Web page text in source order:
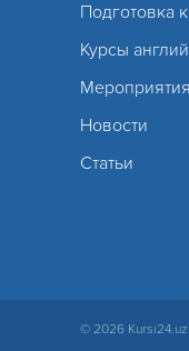
Подготовка
Курсы
Мероприятия
Новости
Статьи
© 2026